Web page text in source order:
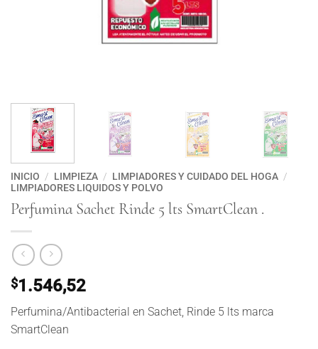
INICIO / LIMPIEZA / LIMPIADORES Y CUIDADO DEL HOGA /
LIMPIADORES LIQUIDOS Y POLVO
Perfumina Sachet Rinde 5 lts SmartClean .
$1.546,52
Perfumina/Antibacterial en Sachet, Rinde 5 lts marca
SmartClean